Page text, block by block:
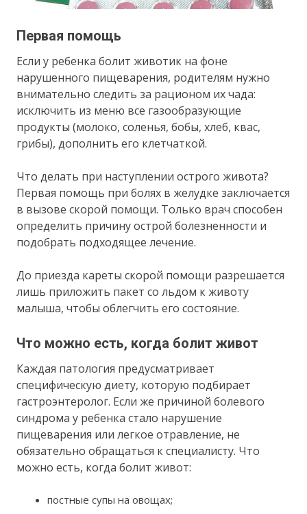
Первая помощь
Если у ребенка болит животик на фоне
нарушенного пищеварения, родителям нужно
внимательно следить за рационом их чада:
исключить из меню все газообразующие
продукты (молоко, соленья, бобы, хлеб, квас,
грибы), дополнить его клетчаткой.
Что делать при наступлении острого живота?
Первая помощь при болях в желудке заключается
в вызове скорой помощи. Только врач способен
определить причину острой болезненности и
подобрать подходящее лечение.
До приезда кареты скорой помощи разрешается
лишь приложить пакет со льдом к животу
малыша, чтобы облегчить его состояние.
Что можно есть, когда болит живот
Каждая патология предусматривает
специфическую диету, которую подбирает
гастроэнтеролог. Если же причиной болевого
синдрома у ребенка стало нарушение
пищеварения или легкое отравление, не
обязательно обращаться к специалисту. Что
можно есть, когда болит живот:
постные супы на овощах;